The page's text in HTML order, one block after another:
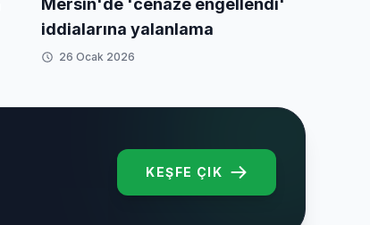
Mersin'de 'cenaze engellendi'
iddialarına yalanlama
26 Ocak 2026
KEŞFE ÇIK